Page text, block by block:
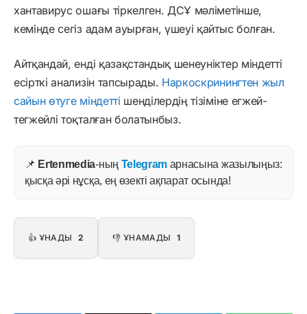
хантавирус ошағы тіркелген. ДСҰ мәліметінше,
кемінде сегіз адам ауырған, үшеуі қайтыс болған.
Айтқандай, енді қазақстандық шенеуніктер міндетті
есірткі анализін тапсырады. Наркоскринингтен жыл
сайын өтуге міндетті шенділердің тізіміне егжей-
тегжейлі тоқталған болатынбыз.
📌 Ertenmedia-ның Telegram арнасына жазылыңыз:
қысқа әрі нұсқа, ең өзекті ақпарат осында!
👍 ҰНАДЫ 2 👎 ҰНАМАДЫ 1